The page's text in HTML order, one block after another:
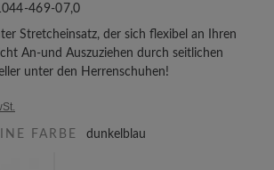
469-07,0
Stretcheinsatz, der sich flexibel an Ihren
An-und Auszuziehen durch seitlichen
unter den Herrenschuhen!
FARBE dunkelblau